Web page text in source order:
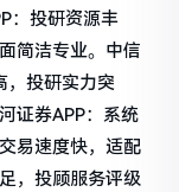
：投研资源丰
简洁专业。中信
，投研实力突
证券APP：系统
易速度快，适配
，投顾服务评级